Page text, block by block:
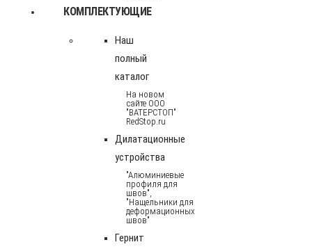
КОМПЛЕКТУЮЩИЕ
Наш
полный
каталог
На новом
сайте ООО
"ВАТЕРСТОП"
RedStop.ru
Дилатационные
устройства
"Алюминиевые
профиля для
швов",
"Нащельники для
деформационных
швов"
Гернит